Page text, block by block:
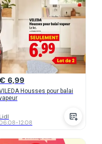
6,99
Housses pour balai
Lidl
-12.08